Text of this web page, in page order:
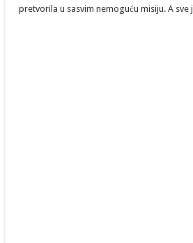
pretvorila u sasvim nemoguću misiju. A